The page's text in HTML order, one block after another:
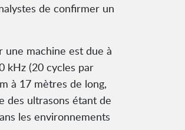
de confirmer un
une machine est due à
kHz (20 cycles par
à 17 mètres de long,
des ultrasons étant de
les environnements